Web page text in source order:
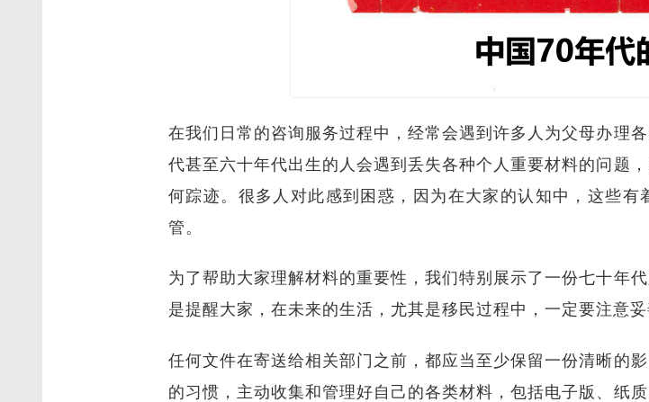
在我们日常的咨询服务过程中，经常会遇到许多人为父母办理
代甚至六十年代出生的人会遇到丢失各种个人重要材料的问题
何踪迹。很多人对此感到困惑，因为在大家的认知中，这些
管。
为了帮助大家理解材料的重要性，我们特别展示了一份七十年
是提醒大家，在未来的生活，尤其是移民过程中，一定要注意妥
任何文件在寄送给相关部门之前，都应当至少保留一份清晰的
的习惯，主动收集和管理好自己的各类材料，包括电子版、纸